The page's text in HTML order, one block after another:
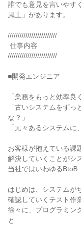
誰でも意見を言いやす
風土」があります。
/////////////////////////
/////////////////////////
■開発エンジニア
「業務をもっと効率良
「古いシステムをず
な？」
「元々あるシステムに
お客様が抱えている課
解決していくことがシ
当社ではいわゆるBtoB
はじめは、システムが
確認していくテスト作
徐々に、プログラミン
と